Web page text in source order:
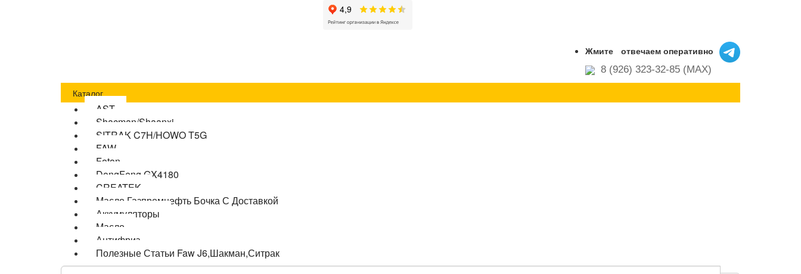
Жмите отвечаем оперативно
8 (926) 323-32-85 (MAX)
Каталог
AST
Shacman/Shaanxi
SITRAK C7H/HOWO T5G
FAW
Foton
DongFeng GX4180
CREATEK
Масло Газпромнефть Бочка С Доставкой
Аккумуляторы
Масло
Антифриз
Полезные Статьи Faw J6,Шакман,Ситрак